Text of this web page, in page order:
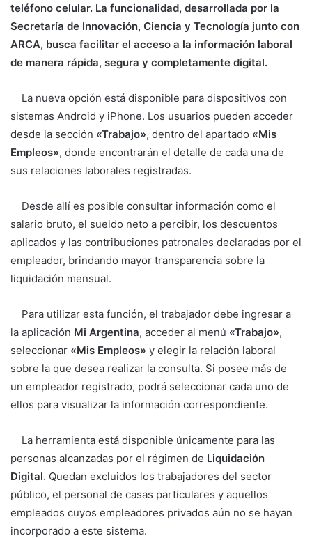
teléfono celular. La funcionalidad, desarrollada por la
Secretaría de Innovación, Ciencia y Tecnología junto con
ARCA, busca facilitar el acceso a la información laboral
de manera rápida, segura y completamente digital.
La nueva opción está disponible para dispositivos con
sistemas Android y iPhone. Los usuarios pueden acceder
desde la sección «Trabajo», dentro del apartado «Mis
Empleos», donde encontrarán el detalle de cada una de
sus relaciones laborales registradas.
Desde allí es posible consultar información como el
salario bruto, el sueldo neto a percibir, los descuentos
aplicados y las contribuciones patronales declaradas por el
empleador, brindando mayor transparencia sobre la
liquidación mensual.
Para utilizar esta función, el trabajador debe ingresar a
la aplicación Mi Argentina, acceder al menú «Trabajo»,
seleccionar «Mis Empleos» y elegir la relación laboral
sobre la que desea realizar la consulta. Si posee más de
un empleador registrado, podrá seleccionar cada uno de
ellos para visualizar la información correspondiente.
La herramienta está disponible únicamente para las
personas alcanzadas por el régimen de Liquidación
Digital. Quedan excluidos los trabajadores del sector
público, el personal de casas particulares y aquellos
empleados cuyos empleadores privados aún no se hayan
incorporado a este sistema.